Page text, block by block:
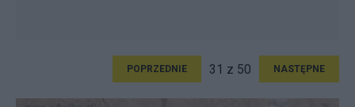
POPRZEDNIE 31 z 50 NASTĘPNE